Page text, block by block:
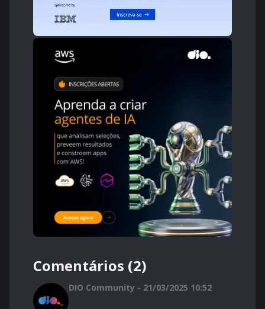
Comentários (2)
DIO Community - 21/03/2025 10:52